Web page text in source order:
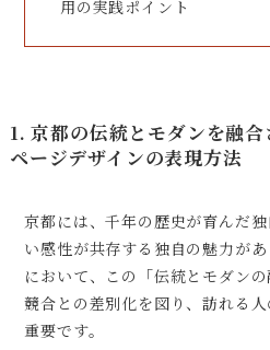
用の実践ポイント
1. 京都の伝統とモダンを融
ページデザインの表現方法
京都には、千年の歴史が育んだ
い感性が共存する独自の魅力が
において、この「伝統とモダンの
競合との差別化を図り、訪れる
重要です。